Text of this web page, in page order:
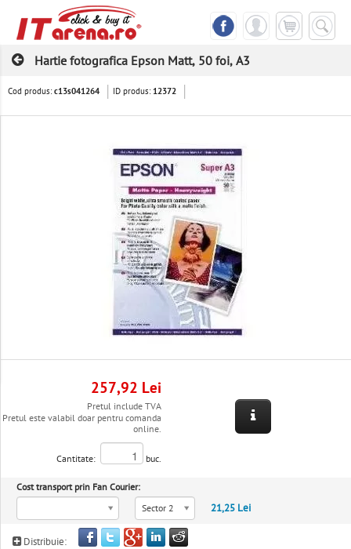
Hartie fotografica Epson Matt, 50 foi, A3
Cod produs:c13s041264 ID produs: 12372
257,92 Lei
Pretul include TVA
Pretul este valabil doar pentru comanda
online.
Cantitate: buc.
Cost transport prin Fan Courier:
Sector 2
21,25 Lei
Distribuie: